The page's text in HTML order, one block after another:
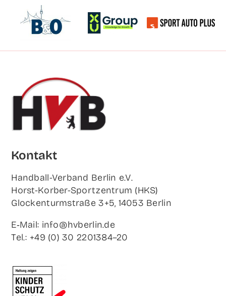
Kon­takt
Hand­ball-Ver­band Ber­lin e.V.
Horst-Korb­er-Sport­zen­trum (HKS)
Glo­cken­turm­stra­ße 3+5, 14053 Berlin
E‑Mail: info@hvberlin.de
Tel.: +49 (0) 30 2201384–20